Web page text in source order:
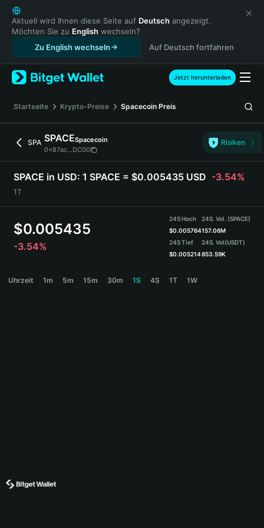
English
日本語
Tiếng Việt
Русский
Español (Latinoamérica)
Türkçe
Français
Deutsch
繁體中文
Português (Portugal)
Bahasa Indonesia
ภาษาไทย
हिन्दी
Español
Português (Brasil)
Aktuell wird Ihnen diese Seite auf Deutsch angezeigt.
Möchten Sie zu English wechseln?
Zu English wechseln
Auf Deutsch fortfahren
Jetzt herunterladen
Startseite Krypto-Preise Spacecoin Preis
SPA SPACESpacecoin
0x87ac...DC00
Risiken
SPACE in USD: 1 SPACE = $0.005435 USD -3.54%
1T
$0.005435
-3.54%
24S Hoch
$0.005764
24S Tief
$0.005214
24S. Vol. (SPACE)
157.06M
24S. Vol(USDT)
853.59K
Uhrzeit 1m 5m 15m 30m 1S 4S 1T 1W